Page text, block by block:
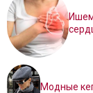
Модные